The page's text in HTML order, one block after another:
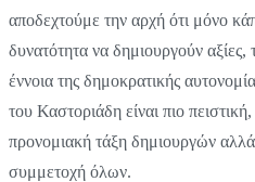
αποδεχτούμε την αρχή ότι μόνο
δυνατότητα να δημιουργούν αξίες,
έννοια της δημοκρατικής
του Καστοριάδη είναι πιο
προνομιακή τάξη δημιουργών αλλά
συμμετοχή όλων.